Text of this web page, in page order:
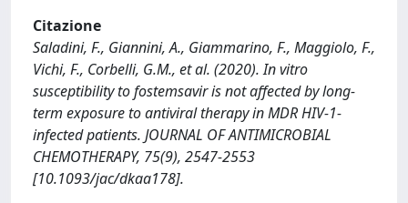
Citazione
Saladini, F., Giannini, A., Giammarino, F., Maggiolo, F.,
Vichi, F., Corbelli, G.M., et al. (2020). In vitro
susceptibility to fostemsavir is not affected by long-
term exposure to antiviral therapy in MDR HIV-1-
infected patients. JOURNAL OF ANTIMICROBIAL
CHEMOTHERAPY, 75(9), 2547-2553
[10.1093/jac/dkaa178].